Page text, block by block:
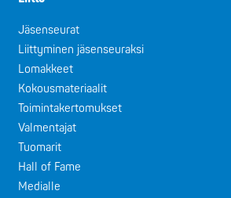
Jäsenseurat
Liittyminen jäsenseuraksi
Lomakkeet
Kokousmateriaalit
Toimintakertomukset
Valmentajat
Tuomarit
Hall of Fame
Medialle